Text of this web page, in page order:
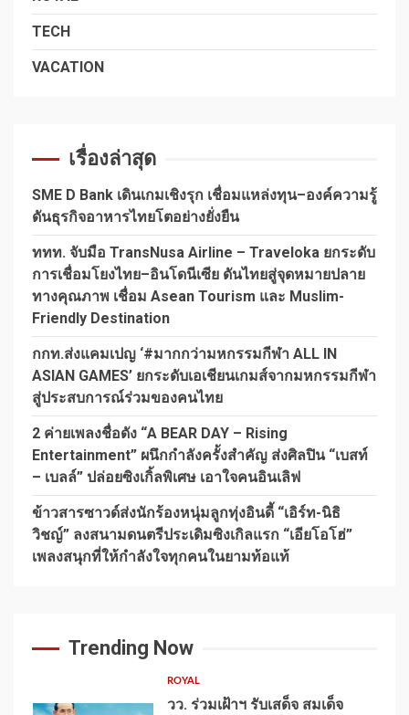
TECH
VACATION
เรื่องล่าสุด
SME D Bank เดินเกมเชิงรุก เชื่อมแหล่งทุน–องค์ความรู้
ดันธุรกิจอาหารไทยโตอย่างยั่งยืน
ททท. จับมือ TransNusa Airline – Traveloka ยกระดับ
การเชื่อมโยงไทย–อินโดนีเซีย ดันไทยสู่จุดหมายปลาย
ทางคุณภาพ เชื่อม Asean Tourism และ Muslim-
Friendly Destination
กกท.ส่งแคมเปญ ‘#มากกว่ามหกรรมกีฬา ALL IN
ASIAN GAMES’ ยกระดับเอเชียนเกมส์จากมหกรรมกีฬา
สู่ประสบการณ์ร่วมของคนไทย
2 ค่ายเพลงชื่อดัง “A BEAR DAY – Rising
Entertainment” ผนึกกำลังครั้งสำคัญ ส่งศิลปิน “เบสท์
– เบลล์” ปล่อยซิงเกิ้ลพิเศษ เอาใจคนอินเลิฟ
ข้าวสารซาวด์ส่งนักร้องหนุ่มลูกทุ่งอินดี้ “เอิร์ท-นิธิ
วิชญ์” ลงสนามดนตรีประเดิมซิงเกิลแรก “เอียโอโฮ่”
เพลงสนุกที่ให้กำลังใจทุกคนในยามท้อแท้
Trending Now
ROYAL
วว. ร่วมเฝ้าฯ รับเสด็จ สมเด็จ